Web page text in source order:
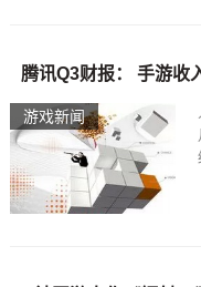
游戏新闻
腾讯Q3财报： 手游收